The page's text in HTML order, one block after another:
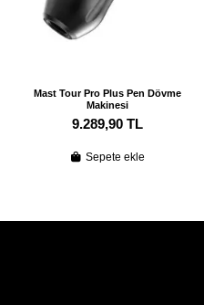
Mast Tour Pro Plus Pen Dövme
Makinesi
9.289,90 TL
Sepete ekle